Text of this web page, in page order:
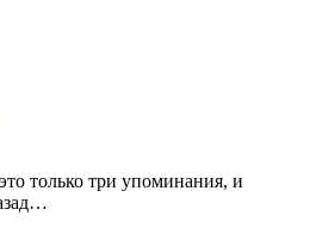
только три упоминания, и